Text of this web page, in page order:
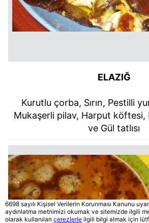
ELAZIĞ
Kurutlu çorba, Sırın, Pestilli
Mukaşerli pilav, Harput köftesi,
ve Gül tatlısı
6698 sayılı Kişisel Verilerin Korunması Kanunu
aydınlatma metnimizi okumak ve sitemizde ilgili
olarak kullanılan çerezlerle ilgili bilgi almak için